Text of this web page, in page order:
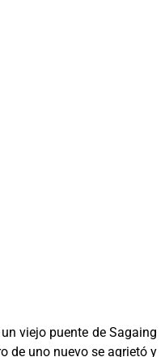
viejo puente de Sagaing
de uno nuevo se agrietó y